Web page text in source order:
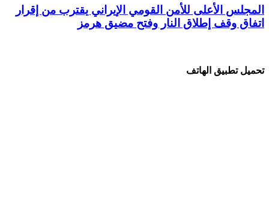
المجلس الأعلى للأمن القومي الإيراني يقترب من إقرار
اتفاق وقف إطلاق النار وفتح مضيق هرمز
تحميل تطبيق الهاتف